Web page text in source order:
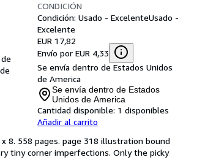
CONDICIÓN
Condición: Usado - ExcelenteUsado -
Excelente
EUR 17,82
Envío por EUR 4,33
Se envía dentro de Estados Unidos
de America
Se envía dentro de Estados
Unidos de America
Cantidad disponible: 1 disponibles
Añadir al carrito
8. 558 pages. page 318 illustration bound
tiny corner imperfections. Only the picky